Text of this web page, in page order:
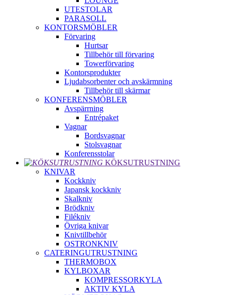
UTESTOLAR
PARASOLL
KONTORSMÖBLER
Förvaring
Hurtsar
Tillbehör till förvaring
Towerförvaring
Kontorsprodukter
Ljudabsorbenter och avskärmning
Tillbehör till skärmar
KONFERENSMÖBLER
Avspärrning
Entrépaket
Vagnar
Bordsvagnar
Stolsvagnar
Konferensstolar
KÖKSUTRUSTNING
KNIVAR
Kockkniv
Japansk kockkniv
Skalkniv
Brödkniv
Filékniv
Övriga knivar
Knivtillbehör
OSTRONKNIV
CATERINGUTRUSTNING
THERMOBOX
KYLBOXAR
KOMPRESSORKYLA
AKTIV KYLA